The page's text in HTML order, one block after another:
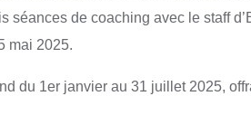
séances de coaching avec le staff
mai 2025.
du 1er janvier au 31 juillet 2025,